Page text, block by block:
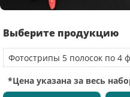
Выберите продукцию
*Цена указана за весь